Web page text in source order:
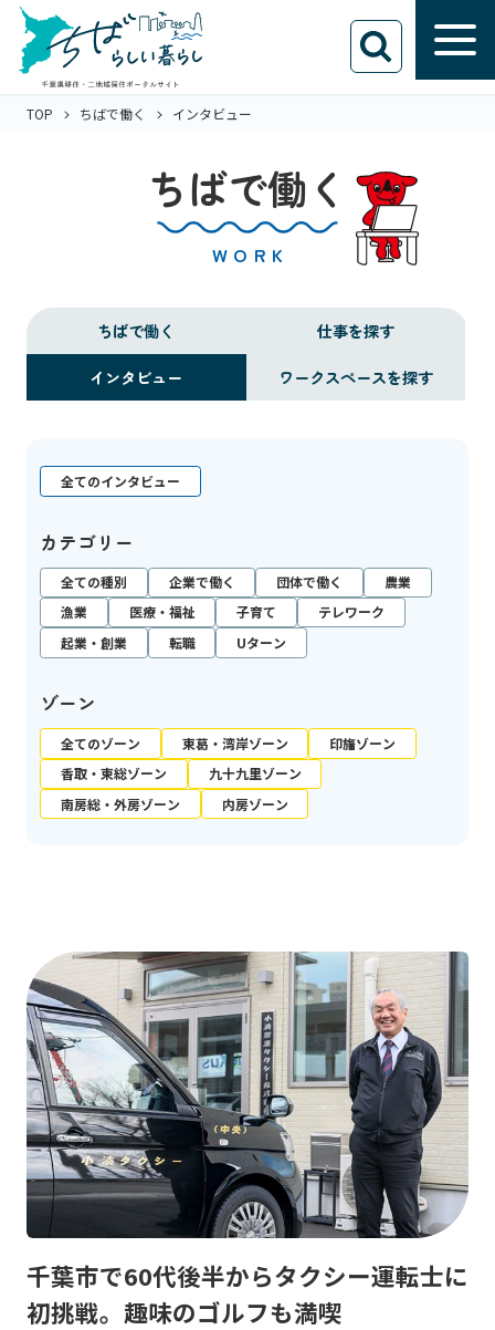
TOP ちばで働く インタビュー
ちばで働く
WORK
ちばで働く
仕事を探す
インタビュー
ワークスペースを探す
全てのインタビュー
カテゴリー
全ての種別 企業で働く 団体で働く
農業
漁業
医療・福祉 子育て
テレワーク
起業・創業
転職 Uターン
ゾーン
全てのゾーン 東葛・湾岸ゾーン
印旛ゾーン
香取・東総ゾーン
九十九里ゾーン
南房総・外房ゾーン
内房ゾーン
千葉市で60代後半からタクシー運転士に
初挑戦。趣味のゴルフも満喫